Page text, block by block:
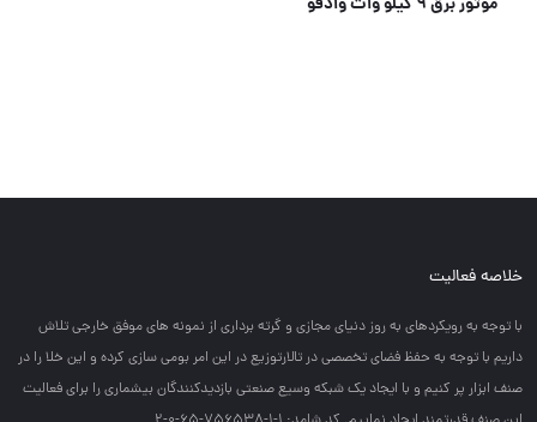
خلاصه فعالیت
با توجه به رويكردهاي به روز دنياي مجازي و گرته برداري از نمونه هاي موفق خارجي تلاش
داريم با توجه به حفظ فضاي تخصصي در تالارتوزيع در اين امر بومي سازي كرده و اين خلا را در
صنف ابزار پر كنيم و با ايجاد يك شبكه وسيع صنعتي بازديدكنندگان بيشماري را براي فعاليت